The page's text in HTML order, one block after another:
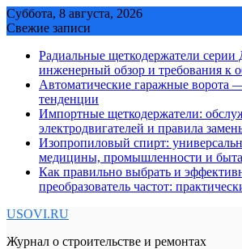
Skip
to
Суббота, 8 августа, 2026
Свежие записи
Радиальные щеткодержатели
инженерный обзор и требования к
Автоматические гаражные ворота
тенденции
Импортные щеткодержатели:
электродвигателей и правила
Изопропиловый спирт:
медицины, промышленности и быта
Как правильно выбрать и
преобразователь частот:
USOVI.RU
Журнал о строительстве и ремонтах